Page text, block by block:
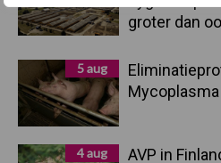
groter dan
5 aug
4 aug
AVP in